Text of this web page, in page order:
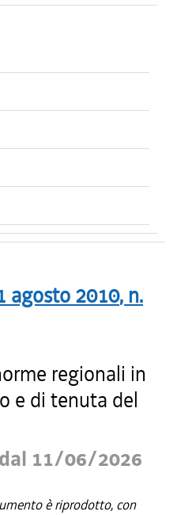
agosto 2010, n.
regionali in
e di tenuta del
dal 11/06/2026
è riprodotto, con